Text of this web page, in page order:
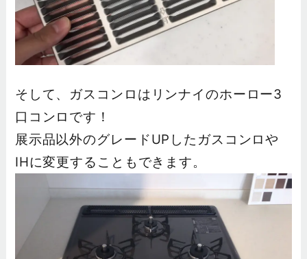
そして、ガスコンロはリンナイのホーロー3
口コンロです！
展示品以外のグレードUPしたガスコンロや
IHに変更することもできます。